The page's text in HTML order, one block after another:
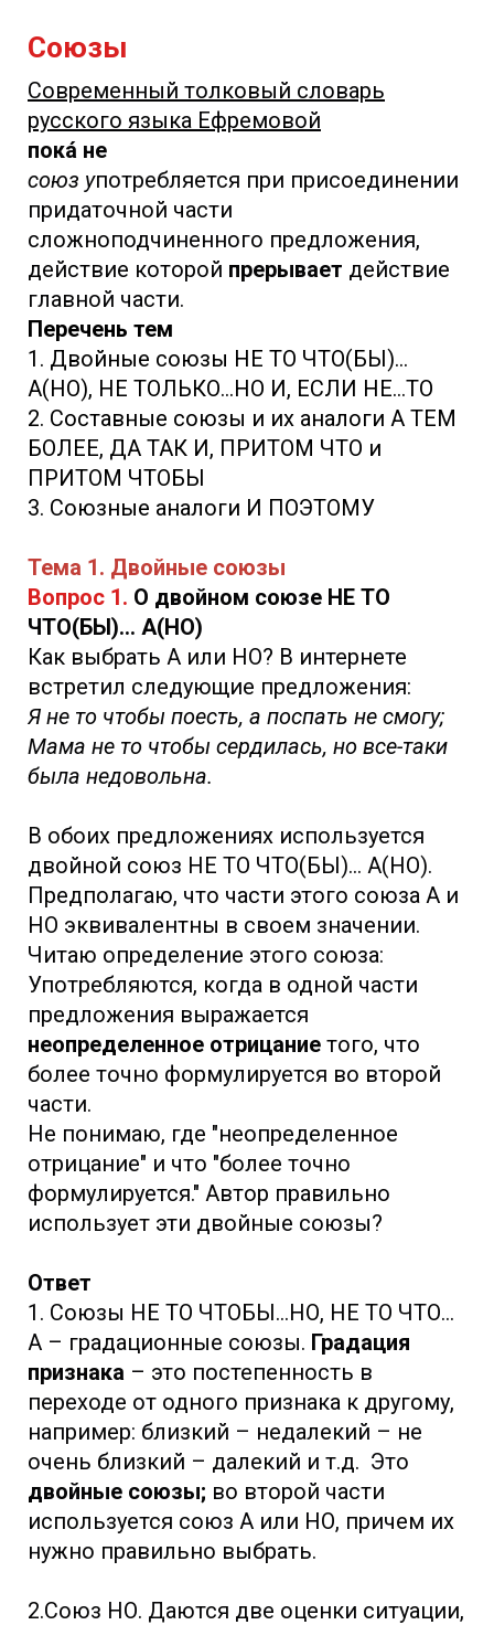
Союзы
Современный толковый словарь
русского языка Ефремовой
пока́ не
союз употребляется при присоединении
придаточной части
сложноподчиненного предложения,
действие которой прерывает действие
главной части.
Перечень тем
1. Двойные союзы НЕ ТО ЧТО(БЫ)...
А(НО), НЕ ТОЛЬКО...НО И, ЕСЛИ НЕ...ТО
2. Составные союзы и их аналоги А ТЕМ
БОЛЕЕ, ДА ТАК И, ПРИТОМ ЧТО и
ПРИТОМ ЧТОБЫ
3. Союзные аналоги И ПОЭТОМУ
Тема 1. Двойные союзы
Вопрос 1. О двойном союзе НЕ ТО
ЧТО(БЫ)... А(НО)
Как выбрать А или НО? В интернете
встретил следующие предложения:
Я не то чтобы поесть, а поспать не смогу;
Мама не то чтобы сердилась, но все-таки
была недовольна.
В обоих предложениях используется
двойной союз НЕ ТО ЧТО(БЫ)... А(НО).
Предполагаю, что части этого союза А и
НО эквивалентны в своем значении.
Читаю определение этого союза:
Употребляются, когда в одной части
предложения выражается
неопределенное отрицание того, что
более точно формулируется во второй
части.
Не понимаю, где "неопределенное
отрицание" и что "более точно
формулируется." Автор правильно
использует эти двойные союзы?
Ответ
1. Союзы НЕ ТО ЧТОБЫ...НО, НЕ ТО ЧТО...
А – градационные союзы. Градация
признака – это постепенность в
переходе от одного признака к другому,
например: близкий – недалекий – не
очень близкий – далекий и т.д. Это
двойные союзы; во второй части
используется союз А или НО, причем их
нужно правильно выбрать.
2.Союз НО. Даются две оценки ситуации,